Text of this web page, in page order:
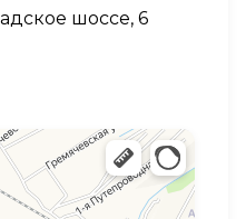
шоссе, 6